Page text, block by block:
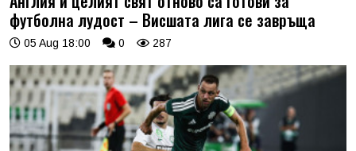
футболна лудост – Висшата лига се завръща
05 Aug 18:00 0 287